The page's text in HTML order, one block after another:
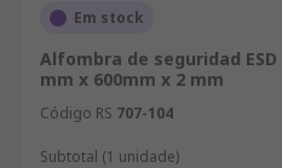
Em stock
Alfombra de seguridad ESD
mm x 600mm x 2 mm
Código RS 707-104
Subtotal (1 unidade)